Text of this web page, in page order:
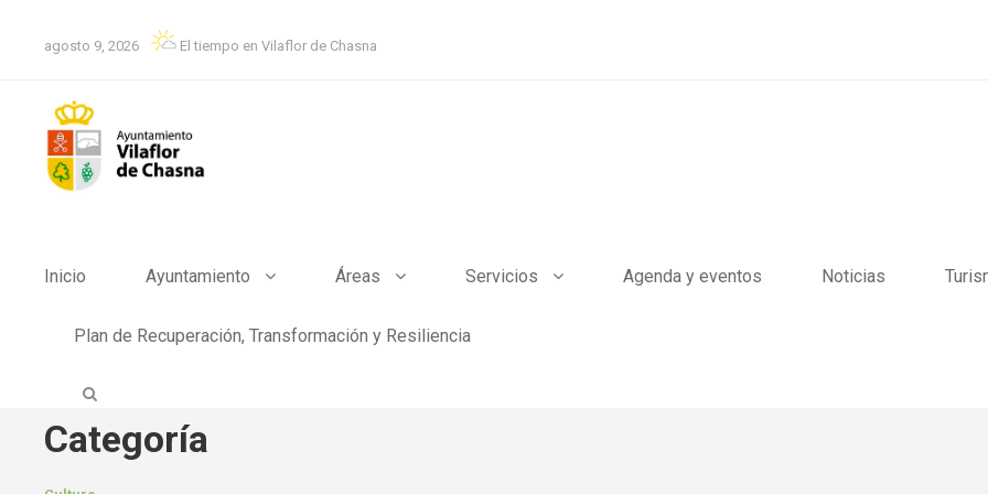
agosto 9, 2026 El tiempo en Vilaflor de Chasna
Inicio Ayuntamiento Áreas Servicios Agenda y eventos Noticias
Plan de Recuperación, Transformación y Resiliencia
Categoría